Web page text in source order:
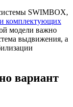
SWIMBOX,
комплектующих
модели важно
выдвижения, а
вариант